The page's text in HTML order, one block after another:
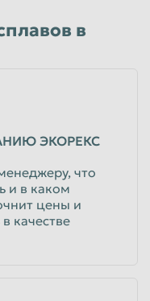
в
ЭКОРЕКС
что
и в каком
цены и
качестве